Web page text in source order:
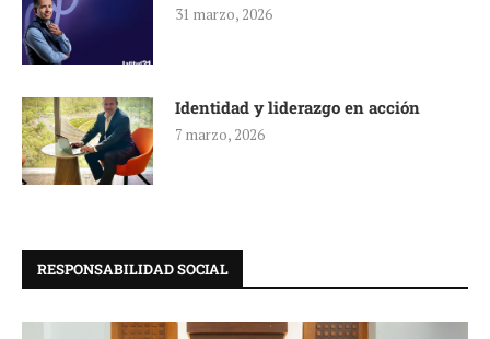
31 marzo, 2026
Identidad y liderazgo en acción
7 marzo, 2026
RESPONSABILIDAD SOCIAL